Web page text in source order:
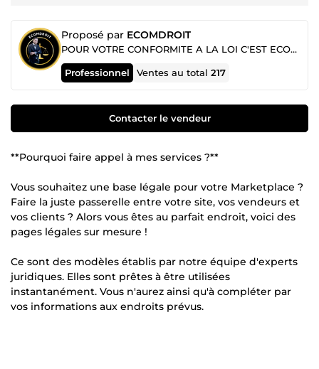
Proposé par ECOMDROIT
POUR VOTRE CONFORMITE A LA LOI C'EST ECOMDROIT
Professionnel Ventes au total217
Contacter le vendeur
**Pourquoi faire appel à mes services ?**
Vous souhaitez une base légale pour votre Marketplace ?
Faire la juste passerelle entre votre site, vos vendeurs et
vos clients ? Alors vous êtes au parfait endroit, voici des
pages légales sur mesure !
Ce sont des modèles établis par notre équipe d'experts
juridiques. Elles sont prêtes à être utilisées
instantanément. Vous n'aurez ainsi qu'à compléter par
vos informations aux endroits prévus.